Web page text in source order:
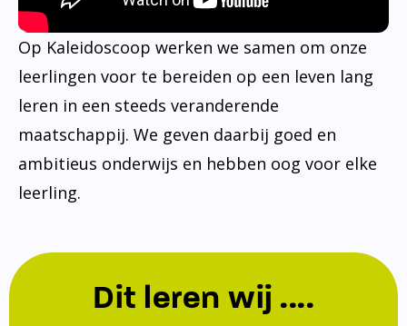
Op Kaleidoscoop werken we samen om onze
leerlingen voor te bereiden op een leven lang
leren in een steeds veranderende
maatschappij. We geven daarbij goed en
ambitieus onderwijs en hebben oog voor elke
leerling.
Dit leren wij ....